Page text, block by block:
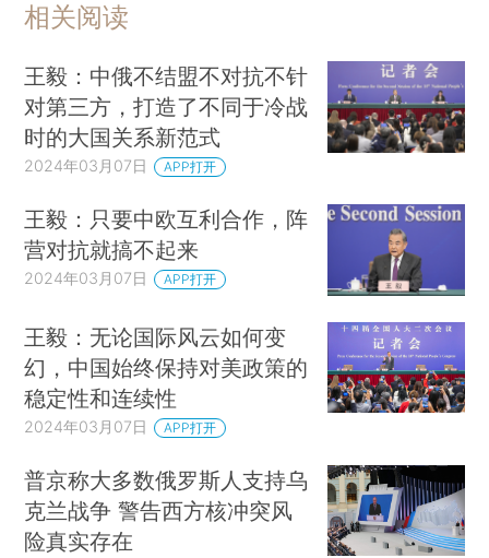
相关阅读
王毅：中俄不结盟不对抗不针
对第三方，打造了不同于冷战
时的大国关系新范式
2024年03月07日 APP打开
王毅：只要中欧互利合作，阵
营对抗就搞不起来
2024年03月07日 APP打开
王毅：无论国际风云如何变
幻，中国始终保持对美政策的
稳定性和连续性
2024年03月07日 APP打开
普京称大多数俄罗斯人支持乌
克兰战争 警告西方核冲突风
险真实存在